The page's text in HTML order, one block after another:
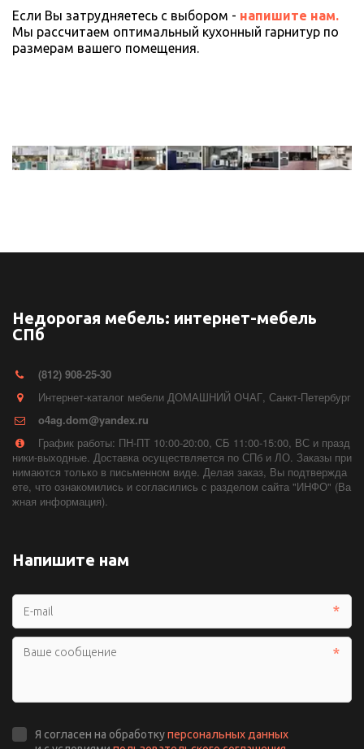
Если Вы затрудняетесь с выбором -
Мы рассчитаем оптимальный кухонный гарнитур по
размерам вашего помещения.
Недорогая мебель: интернет-мебель
СПб
(812) 908-25-30
Интернет-каталог мебели ДОМАШНИЙ ОЧАГ, Санкт-Петербург
o4ag.dom@yandex.ru
График работы: ПН-ПТ 10:00-20:00, СБ 11:00-15:00, ВС и празд
ники-выходные. Доставка осуществляется по СПб и ЛО. Заказы при
нимаются только в письменном виде. Делая заказ, Вы подтвержда
ете, что ознакомились и согласились с разделом сайта "ИНФО" (Ва
жная информация).
Напишите нам
*
*
Я согласен на обработкуперсональных данных